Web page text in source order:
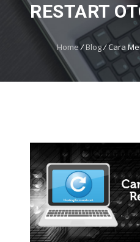
RESTART
Home/ Blog/Cara